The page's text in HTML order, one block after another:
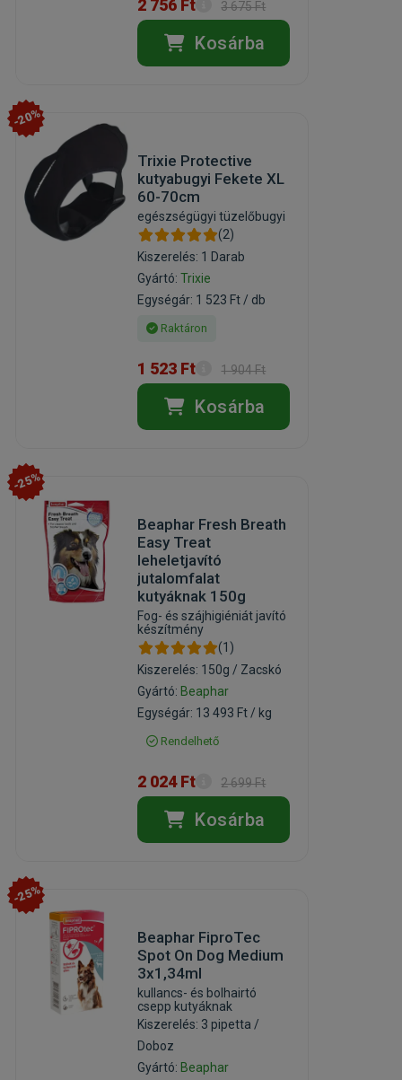
2 756 Ft 3 675 Ft
Kosárba
-20%
Trixie Protective
kutyabugyi Fekete XL
60-70cm
egészségügyi tüzelőbugyi
(2)
Kiszerelés: 1 Darab
Gyártó:Trixie
Egységár: 1 523 Ft / db
Raktáron
1 523 Ft 1 904 Ft
Kosárba
-25%
Beaphar Fresh Breath
Easy Treat
leheletjavító
jutalomfalat
kutyáknak 150g
Fog- és szájhigiéniát javító
készítmény
(1)
Kiszerelés: 150g / Zacskó
Gyártó: Beaphar
Egységár: 13 493 Ft / kg
Rendelhető
2 024 Ft 2 699 Ft
Kosárba
-25%
Beaphar FiproTec
Spot On Dog Medium
3x1,34ml
kullancs- és bolhairtó
csepp kutyáknak
Kiszerelés: 3 pipetta /
Doboz
Gyártó: Beaphar